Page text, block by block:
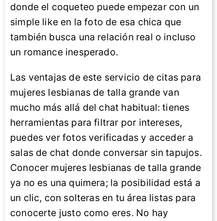
donde el coqueteo puede empezar con un
simple like en la foto de esa chica que
también busca una relación real o incluso
un romance inesperado.
Las ventajas de este servicio de citas para
mujeres lesbianas de talla grande van
mucho más allá del chat habitual: tienes
herramientas para filtrar por intereses,
puedes ver fotos verificadas y acceder a
salas de chat donde conversar sin tapujos.
Conocer mujeres lesbianas de talla grande
ya no es una quimera; la posibilidad está a
un clic, con solteras en tu área listas para
conocerte justo como eres. No hay